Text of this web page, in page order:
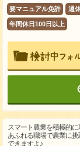
要マニュアル免許 週
年間休日100日以上
スマート農業を積極的
あふれる職場で農業に
できますよ♪